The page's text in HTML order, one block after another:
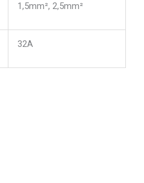
1,5mm², 2,5mm²
32A